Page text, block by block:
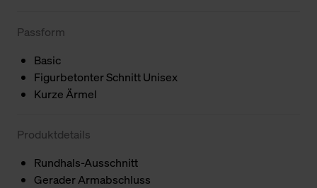
Passform
Basic
Figurbetonter Schnitt Unisex
Kurze Ärmel
Produktdetails
Rundhals-Ausschnitt
Gerader Armabschluss